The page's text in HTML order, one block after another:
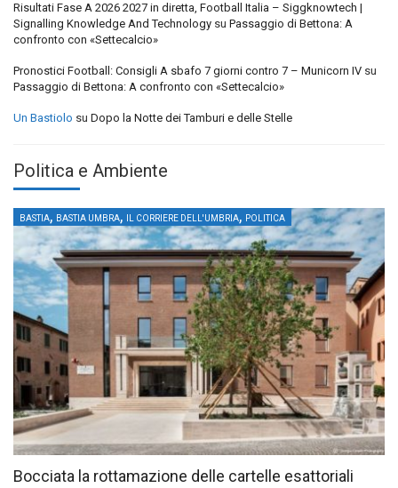
Risultati Fase A 2026 2027 in diretta, Football Italia – Siggknowtech |
Signalling Knowledge And Technology su Passaggio di Bettona: A
confronto con «Settecalcio»
Pronostici Football: Consigli A sbafo 7 giorni contro 7 – Municorn IV su
Passaggio di Bettona: A confronto con «Settecalcio»
Un Bastiolo su Dopo la Notte dei Tamburi e delle Stelle
Politica e Ambiente
BASTIA, BASTIA UMBRA, IL CORRIERE DELL'UMBRIA, POLITICA
Bocciata la rottamazione delle cartelle esattoriali